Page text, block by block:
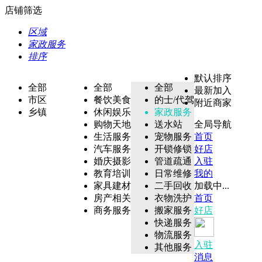
店铺筛选
区域
家政服务
排序
全部
市区
乡镇
全部
餐饮美食
休闲娱乐
购物天地
生活服务
汽车服务
婚庆摄影
教育培训
家具建材
房产相关
商务服务
全部
的士/代驾
家政服务
送水站
宠物服务
开锁修锁
管道疏通
日常维修
二手回收
衣物洗护
搬家服务
快递服务
物流服务
其他服务
默认排序
最新加入
附近商家
全局导航
首页
好店
入驻
我的
加载中...
首页
好店
入驻
消息